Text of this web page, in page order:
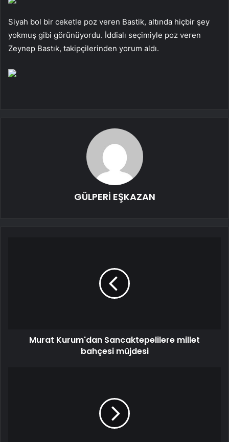
Siyah bol bir ceketle poz veren Bastik, altında hiçbir şey
yokmuş gibi görünüyordu. İddialı seçimiyle poz veren
Zeynep Bastık, takipçilerinden yorum aldı.
GÜLPERİ EŞKAZAN
Murat Kurum'dan Sancaktepelilere millet
bahçesi müjdesi